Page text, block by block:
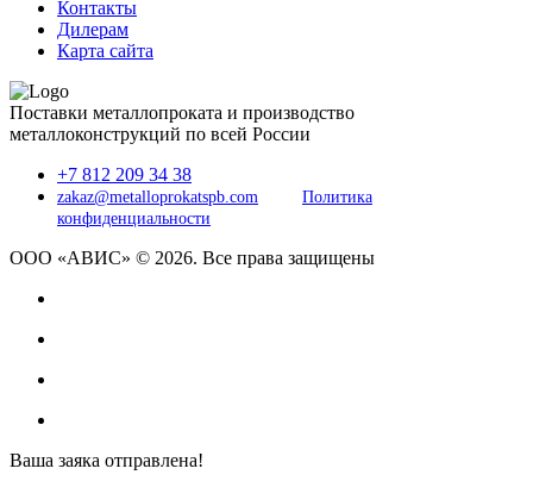
Контакты
Дилерам
Карта сайта
Поставки металлопроката и производство
металлоконструкций по всей России
+7 812 209 34 38
zakaz@metalloprokatspb.com
Политика
конфиденциальности
ООО «АВИС» © 2026. Все права защищены
Ваша заяка отправлена!